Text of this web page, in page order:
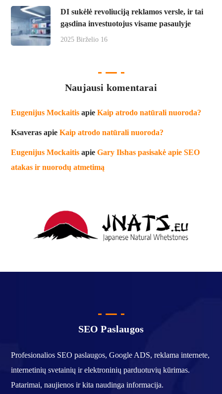
DI sukėlė revoliuciją reklamos versle, ir tai
gąsdina investuotojus visame pasaulyje
2025 Birželio 16
Naujausi komentarai
Eugenijus Mockaitis apieKaip atrodo natūrali nuoroda?
Ksaveras apieKaip atrodo natūrali nuoroda?
Eugenijus Mockaitis apieGary Ilshas pasisakė apie SEO
atakas ir nuorodų atmetimą
SEO Paslaugos
Profesionalios SEO paslaugos, Google ADS, reklama internete,
internetinių svetainių ir elektroninių parduotuvių kūrimas.
Patarimai, naujienos ir kita naudinga informacija.